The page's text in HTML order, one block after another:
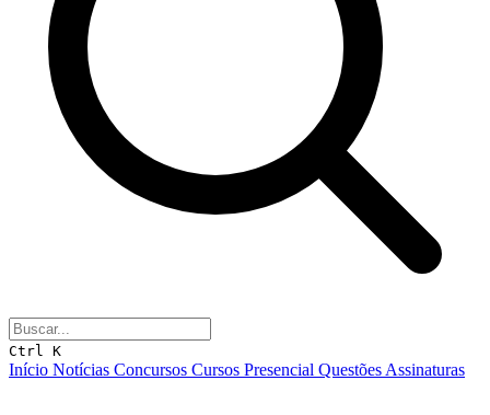
Ctrl K
Início Notícias Concursos Cursos Presencial Questões Assinaturas